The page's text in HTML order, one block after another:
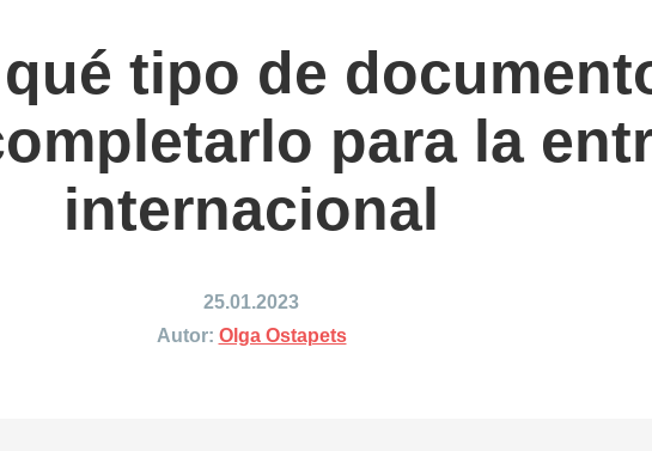
to China
Shipping to Canada
Shipping to Mexico
Shipping to Nigeria
tipo de
para la
internacional
25.01.2023
Autor: Olga Ostapets